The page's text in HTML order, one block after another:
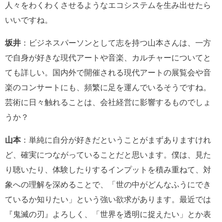
人々をわくわくさせるようなエコシステムを生み出せたら
いいですね。
坂井 ：ビジネスパーソンとして志を持つ山本さんは、一方
で自身が好きな現代アートや音楽、カルチャーについてと
ても詳しい。国内外で開催される現代アートの展覧会や音
楽のコンサートにも、頻繁に足を運んでいるそうですね。
芸術に日々触れることは、会社経営に影響するものでしょ
うか？
山本：単純に自分が好きだということがまずありますけれ
ど、確実につながっていることだと思います。僕は、見た
り聴いたり、体験したりするインプットを積み重ねて、対
象への理解を深めることで、「世の中がどんなふうにでき
ているか知りたい」という強い欲求があります。最近では
『鬼滅の刃』よろしく、「世界を透明に捉えたい」とか表